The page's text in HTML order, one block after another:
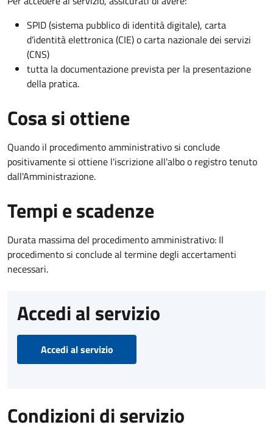
SPID (sistema pubblico di identità digitale), carta
d’identità elettronica (CIE) o carta nazionale dei servizi
(CNS)
tutta la documentazione prevista per la presentazione
della pratica.
Cosa si ottiene
Quando il procedimento amministrativo si conclude
positivamente si ottiene l'iscrizione all'albo o registro tenuto
dall'Amministrazione.
Tempi e scadenze
Durata massima del procedimento amministrativo: Il
procedimento si conclude al termine degli accertamenti
necessari.
Accedi al servizio
Accedi al servizio
Condizioni di servizio